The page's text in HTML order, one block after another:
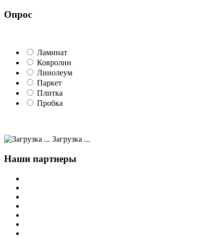
Опрос
Ламинат
Ковролин
Линолеум
Паркет
Плитка
Пробка
Загрузка ...
Наши партнеры